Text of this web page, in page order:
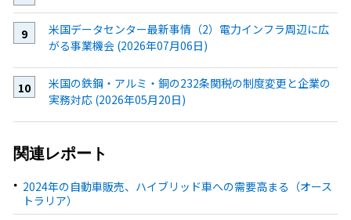
米国データセンター最新事情（2）電力インフラ周辺に広
がる事業機会 (2026年07月06日)
米国の鉄鋼・アルミ・銅の232条関税の制度変更と企業の
実務対応 (2026年05月20日)
関連レポート
2024年の自動車販売、ハイブリッド車への需要高まる（オース
トラリア）